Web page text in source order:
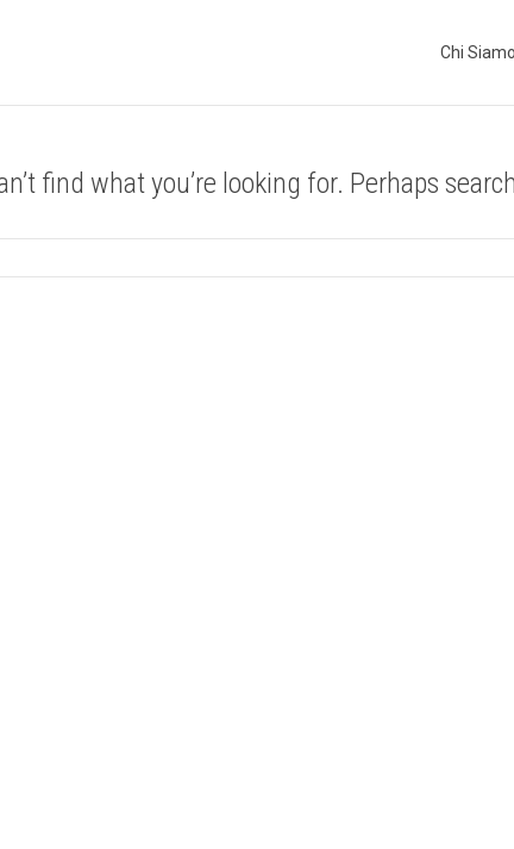
Chi Siamo
find what you’re looking for. Perhaps